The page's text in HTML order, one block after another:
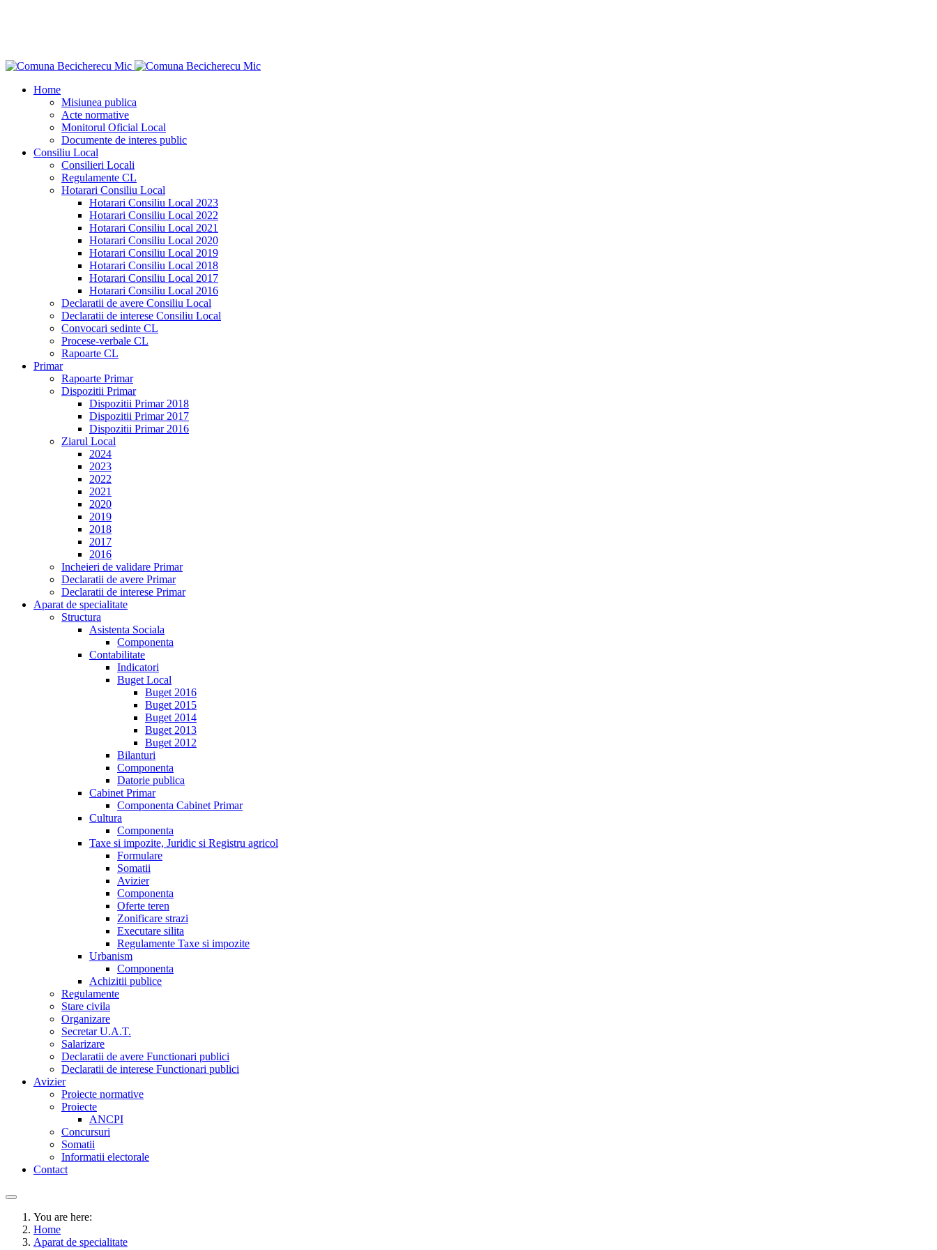
Home
Misiunea publica
Acte normative
Monitorul Oficial Local
Documente de interes public
Consiliu Local
Consilieri Locali
Regulamente CL
Hotarari Consiliu Local
Hotarari Consiliu Local 2023
Hotarari Consiliu Local 2022
Hotarari Consiliu Local 2021
Hotarari Consiliu Local 2020
Hotarari Consiliu Local 2019
Hotarari Consiliu Local 2018
Hotarari Consiliu Local 2017
Hotarari Consiliu Local 2016
Declaratii de avere Consiliu Local
Declaratii de interese Consiliu Local
Convocari sedinte CL
Procese-verbale CL
Rapoarte CL
Primar
Rapoarte Primar
Dispozitii Primar
Dispozitii Primar 2018
Dispozitii Primar 2017
Dispozitii Primar 2016
Ziarul Local
2024
2023
2022
2021
2020
2019
2018
2017
2016
Incheieri de validare Primar
Declaratii de avere Primar
Declaratii de interese Primar
Aparat de specialitate
Structura
Asistenta Sociala
Componenta
Contabilitate
Indicatori
Buget Local
Buget 2016
Buget 2015
Buget 2014
Buget 2013
Buget 2012
Bilanturi
Componenta
Datorie publica
Cabinet Primar
Componenta Cabinet Primar
Cultura
Componenta
Taxe si impozite, Juridic si Registru agricol
Formulare
Somatii
Avizier
Componenta
Oferte teren
Zonificare strazi
Executare silita
Regulamente Taxe si impozite
Urbanism
Componenta
Achizitii publice
Regulamente
Stare civila
Organizare
Secretar U.A.T.
Salarizare
Declaratii de avere Functionari publici
Declaratii de interese Functionari publici
Avizier
Proiecte normative
Proiecte
ANCPI
Concursuri
Somatii
Informatii electorale
Contact
You are here:
Home
Aparat de specialitate